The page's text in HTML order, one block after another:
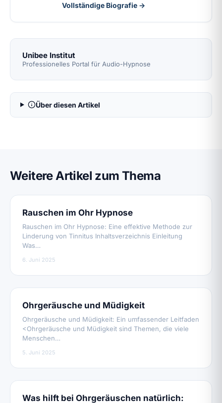
Vollständige Biografie →
Unibee Institut
Professionelles Portal für Audio-Hypnose
Über diesen Artikel
Weitere Artikel zum Thema
Rauschen im Ohr Hypnose
Rauschen im Ohr Hypnose: Eine effektive Methode zur
Linderung von Tinnitus Inhaltsverzeichnis Einleitung
Was…
6. Juni 2025
Ohrgeräusche und Müdigkeit
Ohrgeräusche und Müdigkeit: Ein umfassender Leitfaden
<Ohrgeräusche und Müdigkeit sind Themen, die viele
Menschen…
5. Juni 2025
Was hilft bei Ohrgeräuschen natürlich: